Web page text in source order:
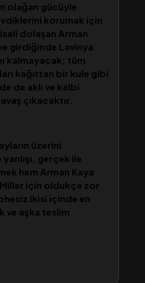
olağan gücüyle
korumak için
dolaşan Arman
girdiğinde Lavinya
kalmayacak; tüm
kağıttan bir kule gibi
de aklı ve kalbi
çıkacaktır.
üzerini
gerçek ile
hem Arman Kaya
için oldukça zor
ikisi içinde en
ve aşka teslim